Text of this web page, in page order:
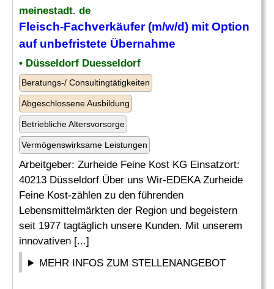
meinestadt. de
Fleisch-Fachverkäufer (m/w/d) mit Option
auf unbefristete Übernahme
• Düsseldorf Duesseldorf
Beratungs-/ Consultingtätigkeiten
Abgeschlossene Ausbildung
Betriebliche Altersvorsorge
Vermögenswirksame Leistungen
Arbeitgeber: Zurheide Feine Kost KG Einsatzort:
40213 Düsseldorf Über uns Wir-EDEKA Zurheide
Feine Kost-zählen zu den führenden
Lebensmittelmärkten der Region und begeistern
seit 1977 tagtäglich unsere Kunden. Mit unserem
innovativen [...]
MEHR INFOS ZUM STELLENANGEBOT